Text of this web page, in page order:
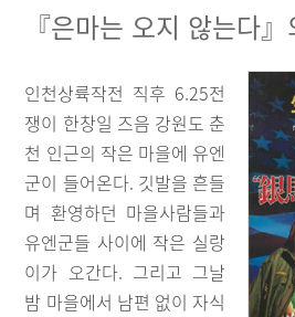
『은마는 오지 않는다
인천상륙작전 직후 6.25전
쟁이 한창일 즈음 강원도 춘
천 인근의 작은 마을에 유엔
군이 들어온다. 깃발을 흔들
며 환영하던 마을사람들과
유엔군들 사이에 작은 실랑
이가 오간다. 그리고 그날
밤 마을에서 남편 없이 자식